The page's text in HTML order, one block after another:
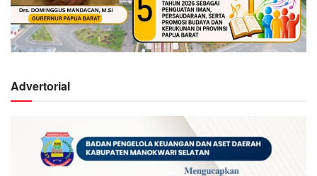
Advertorial